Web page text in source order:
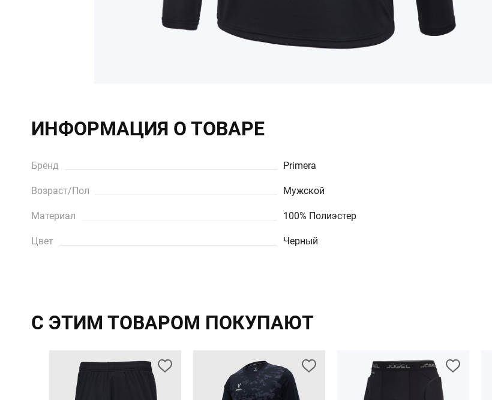
ИНФОРМАЦИЯ О ТОВАРЕ
Бренд Primera
Возраст/Пол Мужской
Материал 100% Полиэстер
Цвет Черный
С ЭТИМ ТОВАРОМ ПОКУПАЮТ